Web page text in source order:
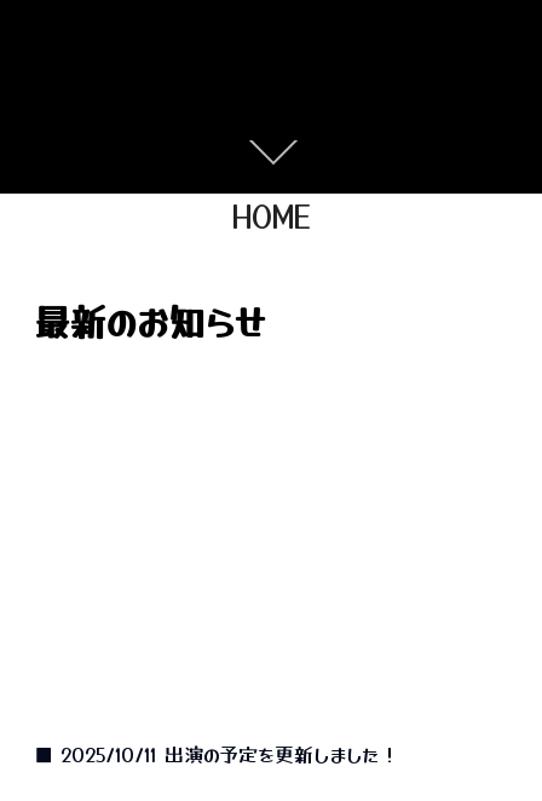
HOME
最新のお知らせ
■ 2025/10/11 出演の予定を更新しました！